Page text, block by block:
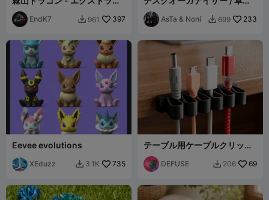
ングバージョン
EndK7  961 397
整理ボックス
AsTa & Noni  699 233
Eevee evolutions
XEduzz  3.1K 735
テーブル用ケーブルクリップ
オーガナイザー
DEFUSE  206 69